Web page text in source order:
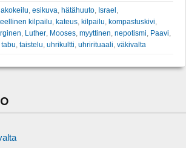
, esikuva, hätähuuto, Israel ,
kilpailu, kateus, kilpailu, kompastuskivi,
, Luther, Mooses, myyttinen, nepotismi, Paavi,
tabu, taistelu, uhrikultti, uhrirituaali, väkivalta